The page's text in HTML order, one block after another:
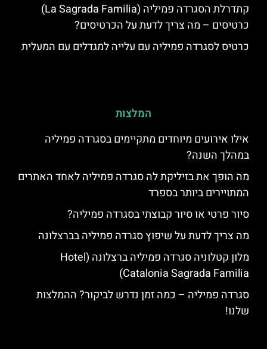
קתדרלת הסגרדה פמיליה (La Sagrada Familia)
כרטיסים – מה צריך לדעת על הכרטיסים?
כרטיס לסגרדה פמיליה עם עלייה למגדלים עם המעלית
המלצות
אילו אירועים מיוחדים מתקיימים בסגרדה פמיליה
במהלך השנה?
מה הופך את בזיליקת לה סגרדה פמיליה לאחד האתרים
המתויירים ביותר בספרד
סיור פרטי או סיור קבוצתי בסגרדה פמיליה?
מה צריך לדעת על שיפוץ סגרדה פמיליה בברצלונה
מלון קטלוניה סגרדה פמיליה ברצלונה (Hotel
Catalonia Sagrada Familia)
סגרדה פמיליה – כמה זמן נדרש לביקור? ההמלצות
שלנו!